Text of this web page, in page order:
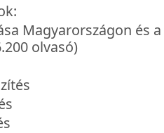
Magyarországon és
olvasó)